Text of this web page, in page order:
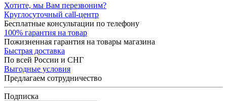
Хотите, мы Вам перезвоним?
Круглосуточный call-центр
Бесплатные консультации по телефону
100% гарантия на товар
Пожизненная гарантия на товары магазина
Быстрая доставка
По всей России и СНГ
Выгодные условия
Предлагаем сотрудничество
Подписка